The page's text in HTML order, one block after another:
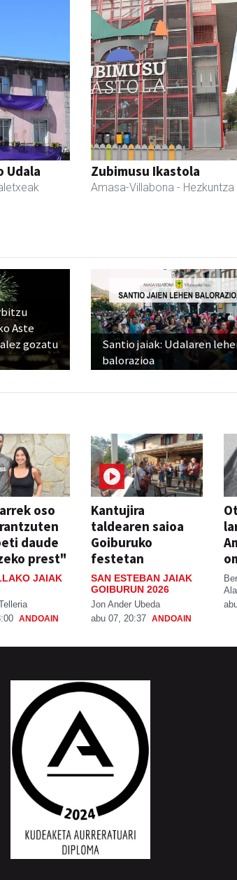
Udala Zubimusu Ikastola
Amasa-Villabona - Hezkuntza
Aste
gozatu
Santio jaiak: Udalaren
balorazioa
oso
daude
prest"
JAIAK
ANDOAIN
Kantujira
taldearen saioa
Goiburuko
festetan
SAN ESTEBAN JAIAK
GOIBURUN 2026
Jon Ander Ubeda
abu 07, 20:37 ANDOAIN